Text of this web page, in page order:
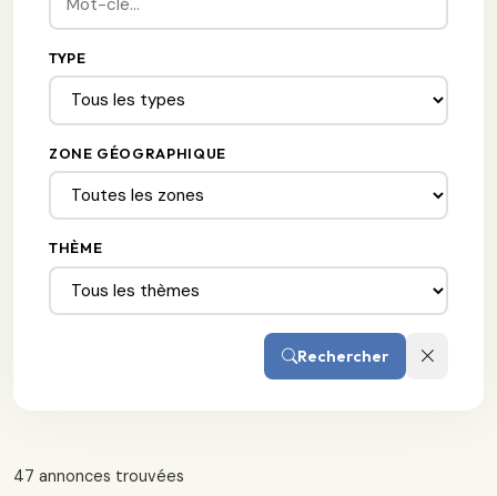
TYPE
ZONE GÉOGRAPHIQUE
THÈME
Rechercher
47 annonces trouvées